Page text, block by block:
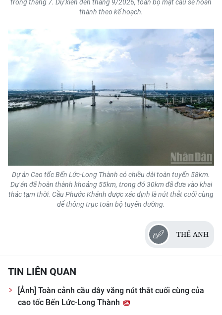
trong tháng 7. Dự kiến đến tháng 9/2026, toàn bộ mặt cầu sẽ hoàn
thành theo kế hoạch.
Dự án Cao tốc Bến Lức-Long Thành có chiều dài toàn tuyến 58km.
Dự án đã hoàn thành khoảng 55km, trong đó 30km đã đưa vào khai
thác tạm thời. Cầu Phước Khánh được xác định là nút thắt cuối cùng
để thông trục toàn bộ tuyến đường.
THẾ ANH
TIN LIÊN QUAN
[Ảnh] Toàn cảnh cầu dây văng nút thắt cuối cùng của
cao tốc Bến Lức-Long Thành